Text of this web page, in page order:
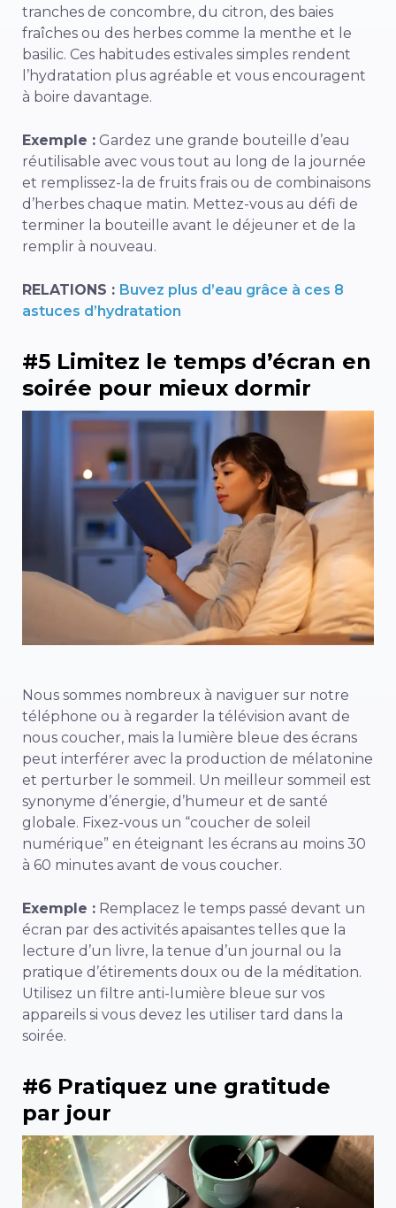
tranches de concombre, du citron, des baies
fraîches ou des herbes comme la menthe et le
basilic. Ces habitudes estivales simples rendent
l’hydratation plus agréable et vous encouragent
à boire davantage.
Exemple : Gardez une grande bouteille d’eau
réutilisable avec vous tout au long de la journée
et remplissez-la de fruits frais ou de combinaisons
d’herbes chaque matin. Mettez-vous au défi de
terminer la bouteille avant le déjeuner et de la
remplir à nouveau.
RELATIONS : Buvez plus d’eau grâce à ces 8
astuces d’hydratation
#5 Limitez le temps d’écran en
soirée pour mieux dormir
Nous sommes nombreux à naviguer sur notre
téléphone ou à regarder la télévision avant de
nous coucher, mais la lumière bleue des écrans
peut interférer avec la production de mélatonine
et perturber le sommeil. Un meilleur sommeil est
synonyme d’énergie, d’humeur et de santé
globale. Fixez-vous un “coucher de soleil
numérique” en éteignant les écrans au moins 30
à 60 minutes avant de vous coucher.
Exemple : Remplacez le temps passé devant un
écran par des activités apaisantes telles que la
lecture d’un livre, la tenue d’un journal ou la
pratique d’étirements doux ou de la méditation.
Utilisez un filtre anti-lumière bleue sur vos
appareils si vous devez les utiliser tard dans la
soirée.
#6 Pratiquez une gratitude
par jour